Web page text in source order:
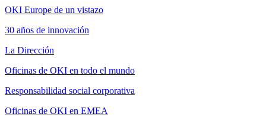
OKI Europe de un vistazo
30 años de innovación
La Dirección
Oficinas de OKI en todo el mundo
Responsabilidad social corporativa
Oficinas de OKI en EMEA